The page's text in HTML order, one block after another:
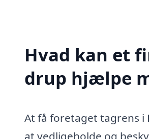
Hvad kan et
drup hjælpe
At få foretaget tagrens i
at vedligeholde og